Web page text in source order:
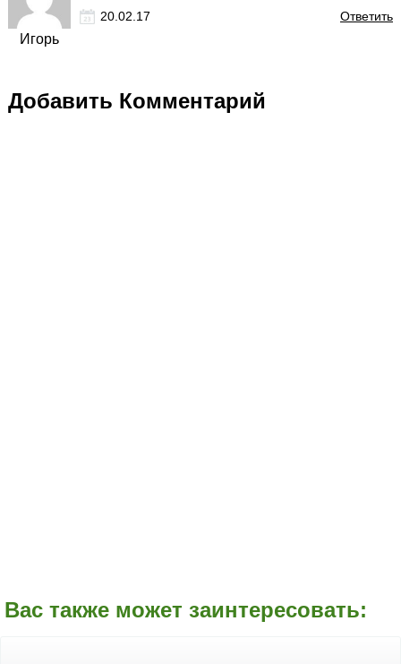
Игорь
20.02.17 Ответить
Добавить Комментарий
Вас также может заинтересовать: